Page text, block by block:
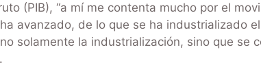
(PIB), “a mí me contenta mucho por el
avanzado, de lo que se ha industrializado
solamente la industrialización, sino que se